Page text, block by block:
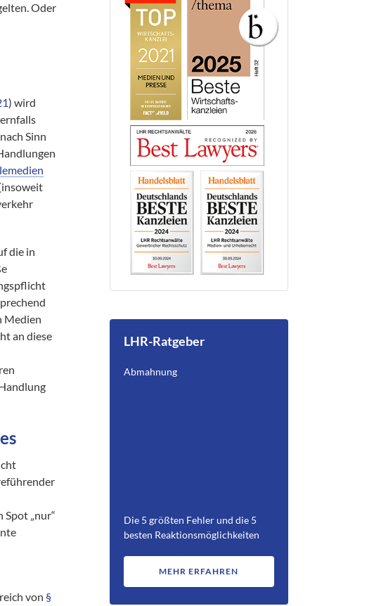
Oder
) wird
Sinn
die in
Medien
an diese
„nur“
von §
LHR-Ratgeber
Abmahnung
Die 5 größten Fehler und die 5
besten Reaktionsmöglichkeiten
MEHR ERFAHREN